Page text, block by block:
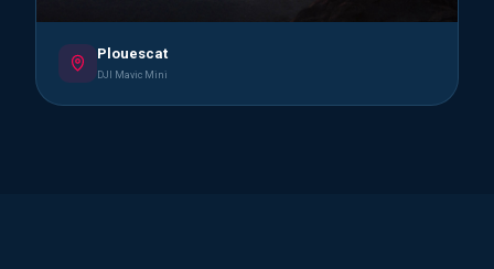
Plouescat
DJI Mavic Mini